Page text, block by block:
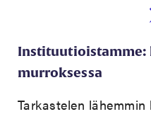
murroksessa
Tarkastelen